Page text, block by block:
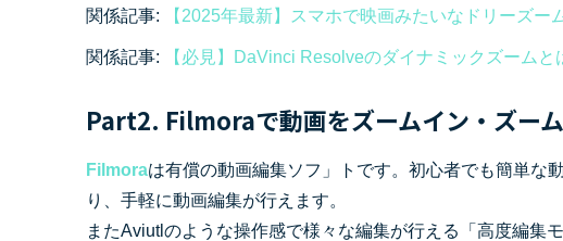
関係記事: 【2025年最新】スマホで映画みたいなドリーズー
関係記事: 【必見】DaVinci Resolveのダイナミックズーム
Part2. Filmoraで動画をズームイン・ズー
Filmoraは有償の動画編集ソフ」トです。初心者でも簡単な
り、手軽に動画編集が行えます。
またAviutlのような操作感で様々な編集が行える「高度編集